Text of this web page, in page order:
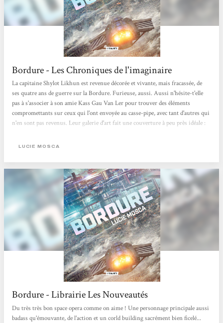
Bordure - Les Chroniques de l'imaginaire
La capitaine Shylot Likhun est revenue décorée et vivante, mais fracassée, de
ses quatre ans de guerre sur la Bordure. Furieuse, aussi. Aussi n'hésite-t'elle
pas à s'associer à son amie Kass Gau Van Ler pour trouver des éléments
compromettants sur ceux qui l'ont envoyée au casse-pipe, avec tant d'autres qui
n'en sont pas revenus. Leur galerie d'art fait une couverture à peu près idéale :
les soupçons. Car il est essentiel qu'elles ne soient pas repérées. Déjà, le
LUCIE MOSCA
Bordure - Librairie Les Nouveautés
Du très très bon space opera comme on aime ! Une personnage principale aussi
badass qu'émouvante, de l'action et un corld building sacrément bien ficelé...